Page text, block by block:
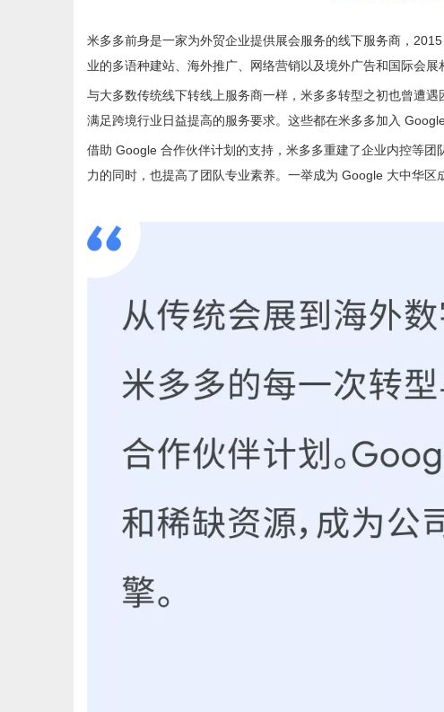
米多多前身是一家为外贸企业提供展会服务的线下服务商，
业的多语种建站、海外推广、网络营销以及境外广告和国际会展
与大多数传统线下转线上服务商一样，米多多转型之初也曾遭
满足跨境行业日益提高的服务要求。这些都在米多多加入
借助 Google 合作伙伴计划的支持，米多多重建了企业内控等
力的同时，也提高了团队专业素养。一举成为 Google 大中华区